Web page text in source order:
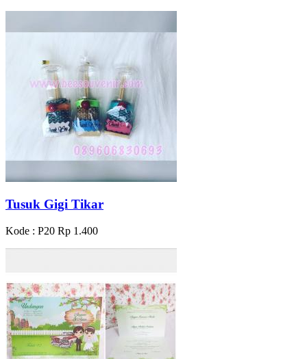
Tusuk Gigi Tikar
Kode : P20 Rp 1.400